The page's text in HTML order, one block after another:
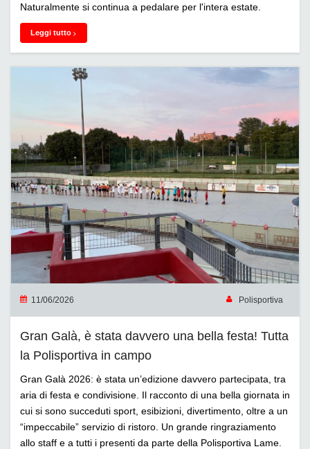
Naturalmente si continua a pedalare per l'intera estate.
Leggi tutto
11/06/2026 Polisportiva
Gran Galà, è stata davvero una bella festa! Tutta
la Polisportiva in campo
Gran Galà 2026: è stata un’edizione davvero partecipata, tra
aria di festa e condivisione. Il racconto di una bella giornata in
cui si sono succeduti sport, esibizioni, divertimento, oltre a un
“impeccabile” servizio di ristoro. Un grande ringraziamento
allo staff e a tutti i presenti da parte della Polisportiva Lame.